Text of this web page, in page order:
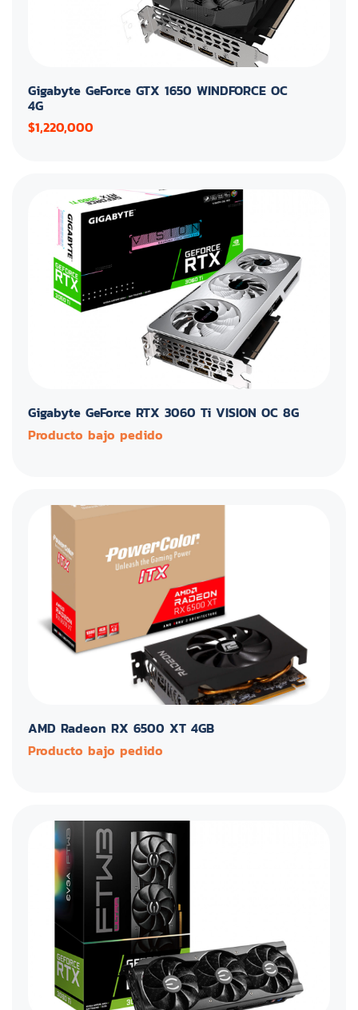
Gigabyte GeForce GTX 1650 WINDFORCE OC
4G
$1,220,000
Gigabyte GeForce RTX 3060 Ti VISION OC 8G
Producto bajo pedido
AMD Radeon RX 6500 XT 4GB
Producto bajo pedido